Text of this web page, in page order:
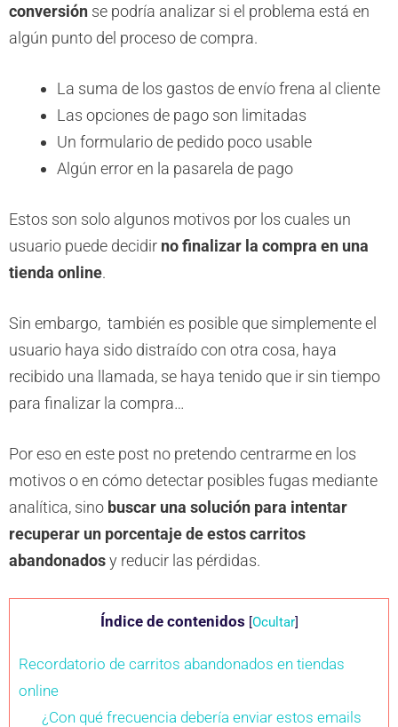
conversión se podría analizar si el problema está en
algún punto del proceso de compra.
La suma de los gastos de envío frena al cliente
Las opciones de pago son limitadas
Un formulario de pedido poco usable
Algún error en la pasarela de pago
Estos son solo algunos motivos por los cuales un
usuario puede decidir no finalizar la compra en una
tienda online.
Sin embargo, también es posible que simplemente el
usuario haya sido distraído con otra cosa, haya
recibido una llamada, se haya tenido que ir sin tiempo
para finalizar la compra…
Por eso en este post no pretendo centrarme en los
motivos o en cómo detectar posibles fugas mediante
analítica, sino buscar una solución para intentar
recuperar un porcentaje de estos carritos
abandonadosy reducir las pérdidas.
Índice de contenidos [Ocultar]
Recordatorio de carritos abandonados en tiendas
online
¿Con qué frecuencia debería enviar estos emails